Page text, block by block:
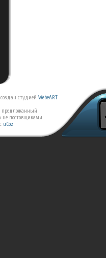
студией WebeART
предложанный
постовщиками
с uCoz